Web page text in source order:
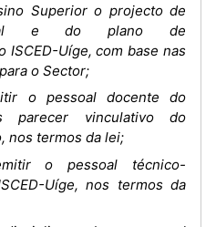
Superior o projecto de
e do plano de
ISCED-Uíge, com base nas
o Sector;
o pessoal docente do
parecer vinculativo do
nos termos da lei;
o pessoal técnico-
Uíge, nos termos da